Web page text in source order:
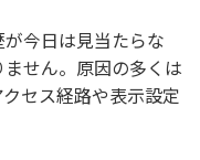
今日は見当たらな
せん。原因の多くは
セス経路や表示設定